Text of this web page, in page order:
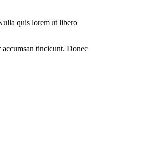
quis lorem ut libero
accumsan tincidunt. Donec